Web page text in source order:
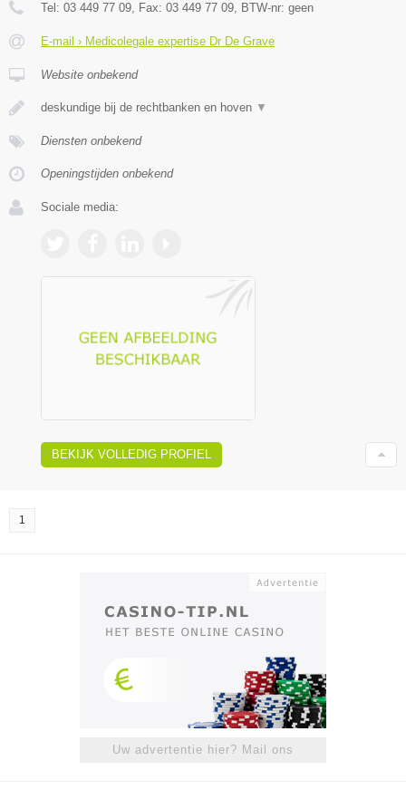
Tel: 03 449 77 09, Fax: 03 449 77 09, BTW-nr: geen
E-mail › Medicolegale expertise Dr De Grave
Website onbekend
deskundige bij de rechtbanken en hoven ▼
Diensten onbekend
Openingstijden onbekend
Sociale media:
BEKIJK VOLLEDIG PROFIEL
1
Uw advertentie hier? Mail ons